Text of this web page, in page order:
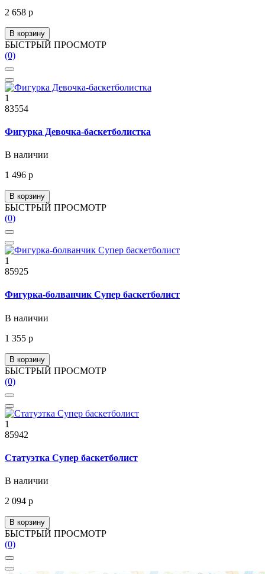
2 658 р
В корзину
БЫСТРЫЙ ПРОСМОТР
(0)
1
83554
Фигурка Девочка-баскетболистка
В наличии
1 496 р
В корзину
БЫСТРЫЙ ПРОСМОТР
(0)
1
85925
Фигурка-болванчик Супер баскетболист
В наличии
1 355 р
В корзину
БЫСТРЫЙ ПРОСМОТР
(0)
1
85942
Статуэтка Супер баскетболист
В наличии
2 094 р
В корзину
БЫСТРЫЙ ПРОСМОТР
(0)